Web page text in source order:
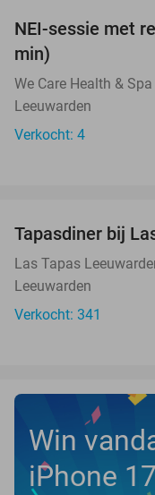
TODAY
NEI-sessie met
min)
We Care Health & Spa
Leeuwarden
Verkocht: 4
Tapasdiner bij
Las Tapas
Leeuwarden
Verkocht: 341
Win
iPhone